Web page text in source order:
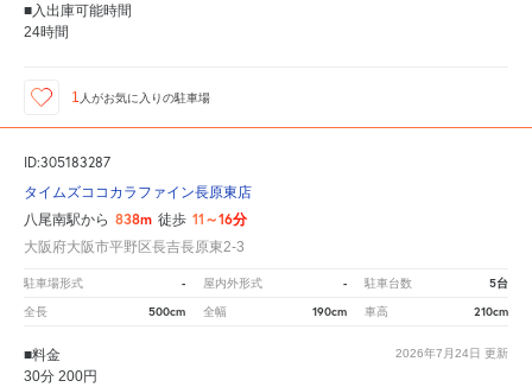
■入出庫可能時間
24時間
1 人がお気に入りの駐車場
ID:305183287
タイムズココカラファイン長原東店
八尾南駅から 838m 徒歩 11～16分
大阪府大阪市平野区長吉長原東2-3
駐車場形式 - 屋内外形式 - 駐車台数 5台
全長 500cm 全幅 190cm 車高 210cm
2026年7月24日 更新
■料金
30分 200円